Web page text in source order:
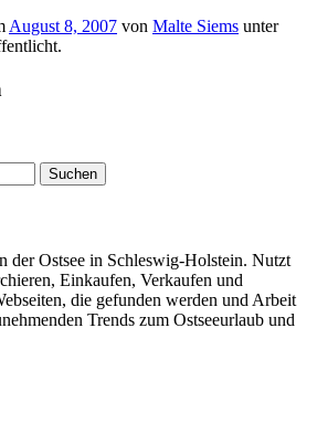
August 8, 2007 von Malte Siems unter
der Ostsee in Schleswig-Holstein. Nutzt
Einkaufen, Verkaufen und
die gefunden werden und Arbeit
Trends zum Ostseeurlaub und